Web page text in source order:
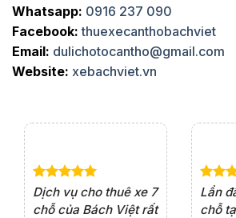
Whatsapp: 0916 237 090
Facebook: thuexecanthobachviet
Email: dulichotocantho@gmail.com
Website: xebachviet.vn
Dịch vụ cho thuê xe 7
chỗ của Bách Việt rất
Lần
chỗ